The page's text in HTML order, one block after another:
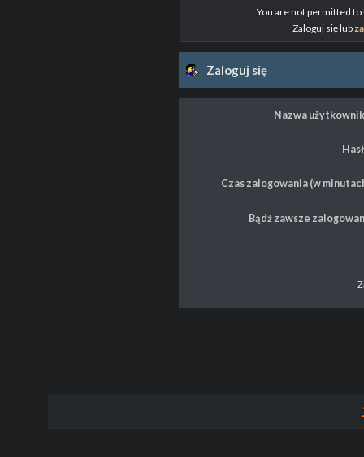
You are not permitted to
Zaloguj się lub
Zaloguj się
Nazwa
Czas zalogowania (w
Bądź zawsze